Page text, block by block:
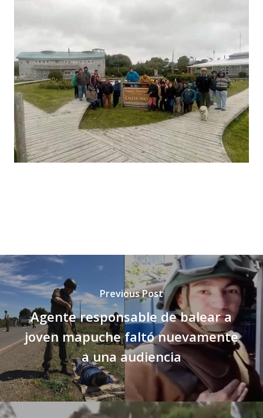
Previous Post
Agente responsable de balear a
joven mapuche faltó nuevamente
a una audiencia